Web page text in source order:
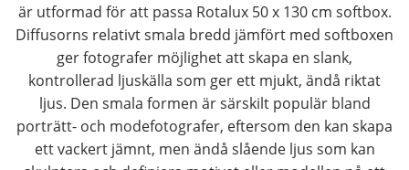
är utformad för att passa Rotalux 50 x 130 cm softbox.
Diffusorns relativt smala bredd jämfört med softboxen
ger fotografer möjlighet att skapa en slank,
kontrollerad ljuskälla som ger ett mjukt, ändå riktat
ljus. Den smala formen är särskilt populär bland
porträtt- och modefotografer, eftersom den kan skapa
ett vackert jämnt, men ändå slående ljus som kan